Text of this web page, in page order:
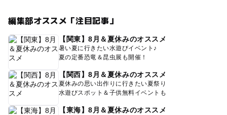
編集部オススメ「注目記事」
【関東】8月＆夏休みのオススメ
暑い夏に行きたい水遊びイベント♪
夏の定番恐竜＆昆虫展も開催！
【関西】8月＆夏休みのオススメ
夏休みの思い出作りに行きたい夏祭り
水遊びスポット＆子供無料イベントも
【東海】8月＆夏休みのオススメ